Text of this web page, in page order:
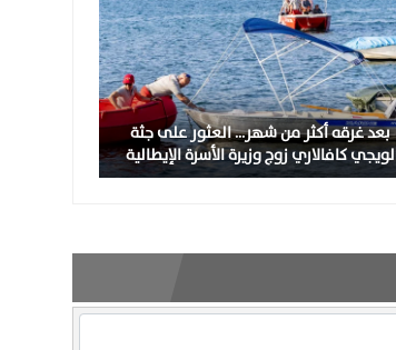
بعد غرقه أكثر من شهر… العثور على جثة
لويجي كافالاري زوج وزيرة الأسرة الإيطالية